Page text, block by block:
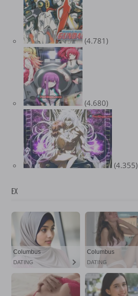
(4.781)
(4.680)
(4.355)
EX